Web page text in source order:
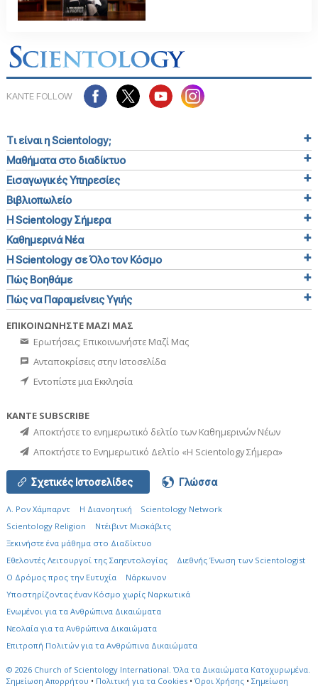
ΚΑΝΤΕ FOLLOW
Τι είναι η Scientology;
Μαθήματα στο διαδίκτυο
Εισαγωγικές Υπηρεσίες
Βιβλιοπωλείο
Η Scientology Σήμερα
Καθημερινά Νέα
Η Scientology σε Όλο τον Κόσμο
Πώς Βοηθάμε
Πώς να Παραμείνεις Υγιής
ΕΠΙΚΟΙΝΩΝΗΣΤΕ ΜΑΖΙ ΜΑΣ
Ερωτήσεις; Επικοινωνήστε Μαζί Μας
Ανταποκρίσεις στην Ιστοσελίδα
Εντοπίστε μια Εκκλησία
ΚΑΝΤΕ SUBSCRIBE
Αποκτήστε το ενημερωτικό δελτίο των Καθημερινών Νέων
Αποκτήστε το Ενημερωτικό Δελτίο «Η Scientology Σήμερα»
Σχετικές Ιστοσελίδες Γλώσσα
Λ. Ρον Χάμπαρντ Η Διανοητική
Scientology Network
Scientology Religion
Ντέιβιντ Μισκάβιτς
Ξεκινήστε ένα μάθημα στο Διαδίκτυο
Εθελοντές Λειτουργοί της Σαηεντολογίας
Διεθνής Ένωση των Scientologist
Ο Δρόμος προς την Ευτυχία
Νάρκωνον
Υποστηρίζοντας έναν Κόσμο χωρίς Ναρκωτικά
Ενωµένοι για τα Ανθρώπινα Δικαιώµατα
Νεολαία για τα Ανθρώπινα Δικαιώματα
Επιτροπή Πολιτών για τα Ανθρώπινα Δικαιώματα
© 2026 Church of Scientology International. Όλα τα Δικαιώματα Κατοχυρωμένα.
Σημείωση Απορρήτου • Πολιτική για τα Cookies • Όροι Χρήσης • Σημείωση